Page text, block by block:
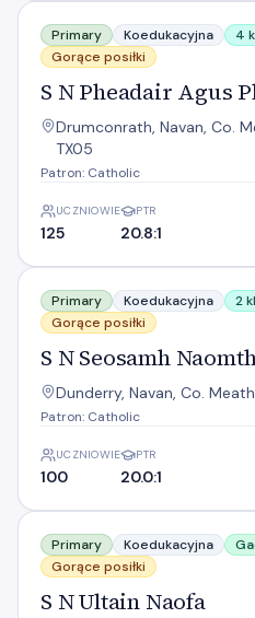
S N Pheadair Agus Phoil
Primary Koedukacyjna
4
Gorące posiłki
S N Pheadair Agus
Drumconrath, Navan, Co.
TX05
Patron: Catholic
UCZNIOWIE
125
PTR
20.8:1
S N Seosamh Naomtha
Primary Koedukacyjna
2
Gorące posiłki
S N Seosamh
Dunderry, Navan, Co. Meath
Patron: Catholic
UCZNIOWIE
100
PTR
20.0:1
S N Ultain Naofa
Primary Koedukacyjna
Gorące posiłki
S N Ultain Naofa